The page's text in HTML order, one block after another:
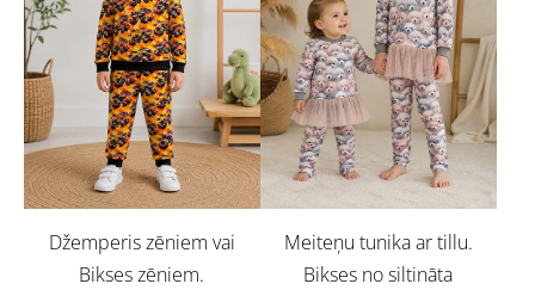
Džemperis zēniem vai
Bikses zēniem.
Meiteņu tunika ar tillu.
Bikses no siltināta